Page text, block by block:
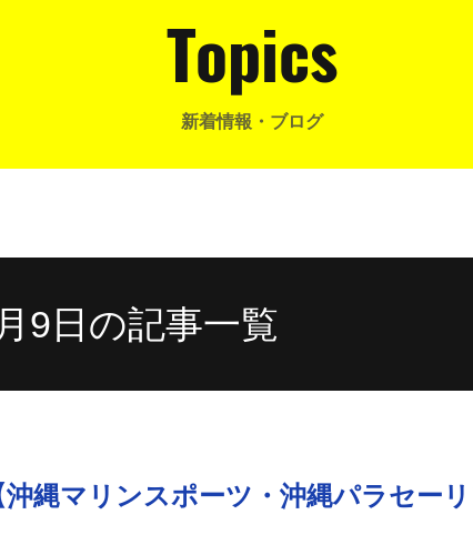
Topics
新着情報・ブログ
9日の記事一覧
沖縄マリンスポーツ・沖縄パラセー